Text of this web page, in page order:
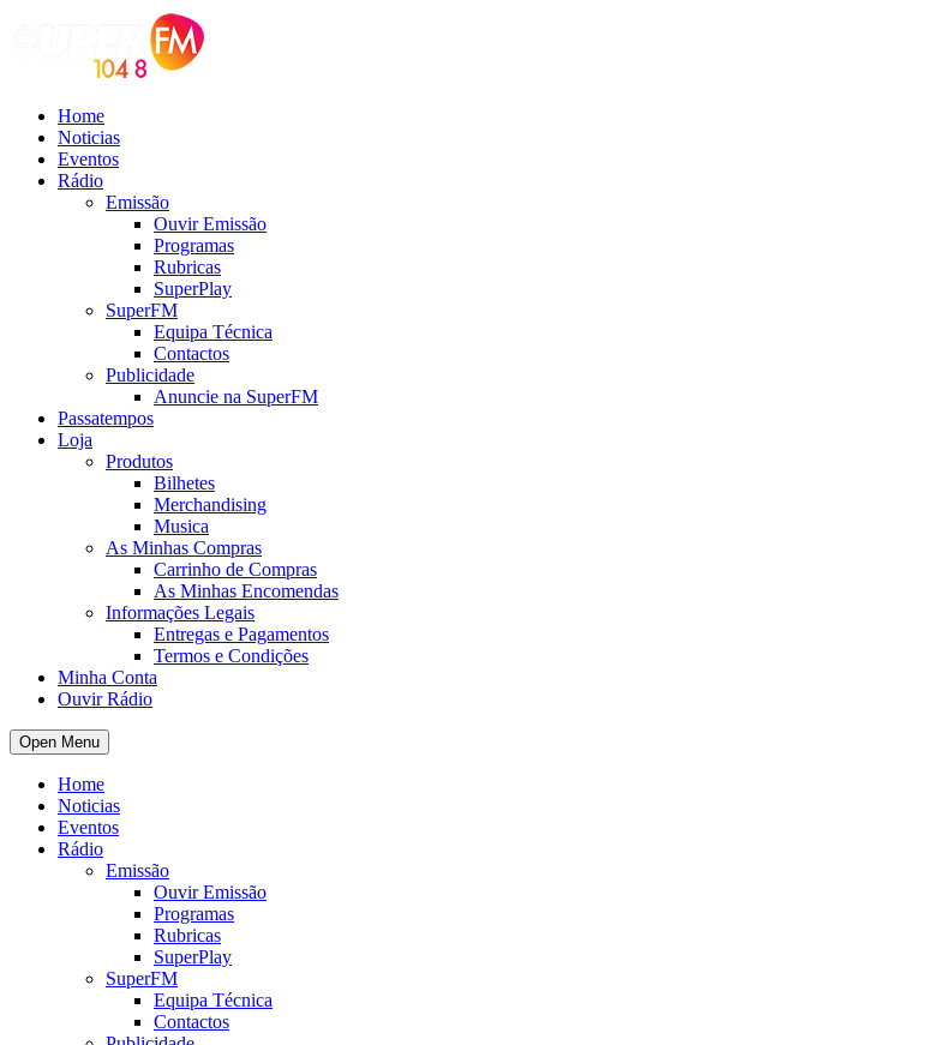
Home
Noticias
Eventos
Rádio
Emissão
Ouvir Emissão
Programas
Rubricas
SuperPlay
SuperFM
Equipa Técnica
Contactos
Publicidade
Anuncie na SuperFM
Passatempos
Loja
Produtos
Bilhetes
Merchandising
Musica
As Minhas Compras
Carrinho de Compras
As Minhas Encomendas
Informações Legais
Entregas e Pagamentos
Termos e Condições
Minha Conta
Ouvir Rádio
Open Menu
Home
Noticias
Eventos
Rádio
Emissão
Ouvir Emissão
Programas
Rubricas
SuperPlay
SuperFM
Equipa Técnica
Contactos